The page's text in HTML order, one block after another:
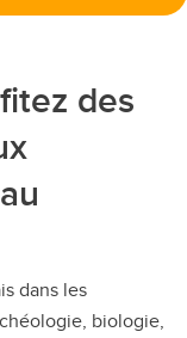
des
dans les
biologie,